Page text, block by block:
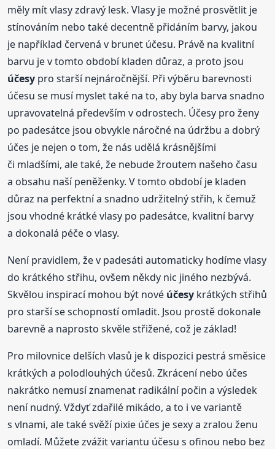
měly mít vlasy zdravý lesk. Vlasy je možné prosvětlit je
stínováním nebo také decentně přidáním barvy, jakou
je například červená v brunet účesu. Právě na kvalitní
barvu je v tomto období kladen důraz, a proto jsou
účesy pro starší nejnáročnější. Při výběru barevnosti
účesu se musí myslet také na to, aby byla barva snadno
upravovatelná především v odrostech. Účesy pro ženy
po padesátce jsou obvykle náročné na údržbu a dobrý
účes je nejen o tom, že nás udělá krásnějšími
či mladšími, ale také, že nebude žroutem našeho času
a obsahu naší peněženky. V tomto období je kladen
důraz na perfektní a snadno udržitelný střih, k čemuž
jsou vhodné krátké vlasy po padesátce, kvalitní barvy
a dokonalá péče o vlasy.
Není pravidlem, že v padesáti automaticky hodíme vlasy
do krátkého střihu, ovšem někdy nic jiného nezbývá.
Skvělou inspirací mohou být nové účesy krátkých střihů
pro starší se schopností omladit. Jsou prostě dokonale
barevně a naprosto skvěle střižené, což je základ!
Pro milovnice delších vlasů je k dispozici pestrá směsice
krátkých a polodlouhých účesů. Zkrácení nebo účes
nakrátko nemusí znamenat radikální počin a výsledek
není nudný. Vždyť zdařilé mikádo, a to i ve variantě
s vlnami, ale také svěží pixie účes je sexy a zralou ženu
omladí. Můžete zvážit variantu účesu s ofinou nebo bez